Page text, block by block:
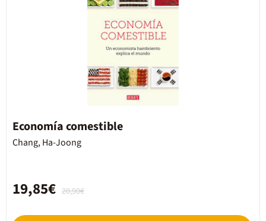
Economía comestible
Chang, Ha-Joong
20,90€
19,85€